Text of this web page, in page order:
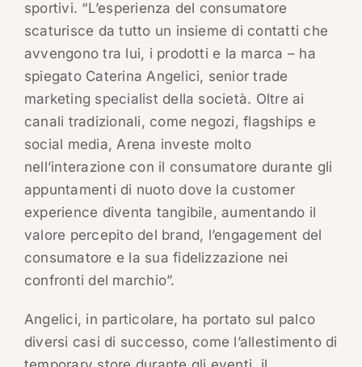
sportivi. “L’esperienza del consumatore
scaturisce da tutto un insieme di contatti che
avvengono tra lui, i prodotti e la marca – ha
spiegato Caterina Angelici, senior trade
marketing specialist della società. Oltre ai
canali tradizionali, come negozi, flagships e
social media, Arena investe molto
nell’interazione con il consumatore durante gli
appuntamenti di nuoto dove la customer
experience diventa tangibile, aumentando il
valore percepito del brand, l’engagement del
consumatore e la sua fidelizzazione nei
confronti del marchio”.
Angelici, in particolare, ha portato sul palco
diversi casi di successo, come l’allestimento di